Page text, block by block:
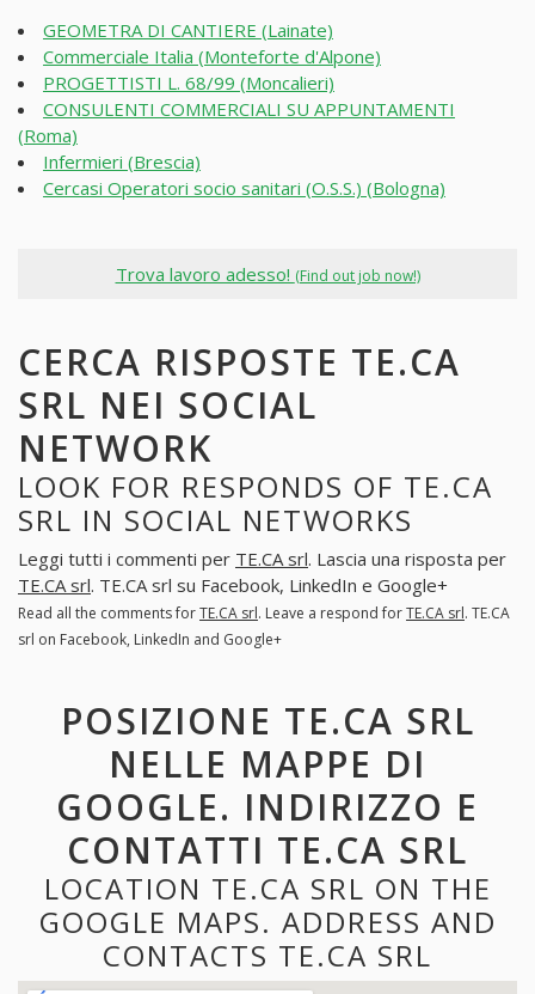
GEOMETRA DI CANTIERE (Lainate)
Commerciale Italia (Monteforte d'Alpone)
PROGETTISTI L. 68/99 (Moncalieri)
CONSULENTI COMMERCIALI SU APPUNTAMENTI
(Roma)
Infermieri (Brescia)
Cercasi Operatori socio sanitari (O.S.S.) (Bologna)
Trova lavoro adesso! (Find out job now!)
CERCA RISPOSTE TE.CA
SRL NEI SOCIAL
NETWORK
LOOK FOR RESPONDS OF TE.CA
SRL IN SOCIAL NETWORKS
Leggi tutti i commenti per TE.CA srl. Lascia una risposta per
TE.CA srl. TE.CA srl su Facebook, LinkedIn e Google+
Read all the comments forTE.CA srl. Leave a respond forTE.CA srl. TE.CA
srl on Facebook, LinkedIn and Google+
POSIZIONE TE.CA SRL
NELLE MAPPE DI
GOOGLE. INDIRIZZO E
CONTATTI TE.CA SRL
LOCATION TE.CA SRL ON THE
GOOGLE MAPS. ADDRESS AND
CONTACTS TE.CA SRL